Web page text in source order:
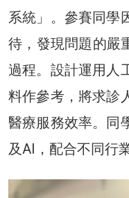
系統」。參賽同學
待，發現問題的嚴
過程。設計運用人
料作參考，將求診
醫療服務效率。同
及AI，配合不同行